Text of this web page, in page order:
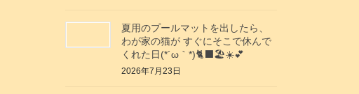
夏用のプールマットを出したら、
わが家の猫が すぐにそこで休んで
くれた日(⁠*⁠´⁠ω⁠｀⁠*⁠)🐈‍⬛🏖️☀️💕
2026年7月23日